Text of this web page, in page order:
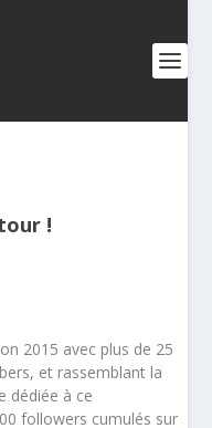
!
2015 avec plus de 25
et rassemblant la
dédiée à ce
followers cumulés sur